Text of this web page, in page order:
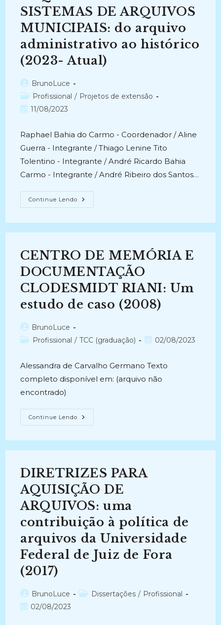
SISTEMAS DE ARQUIVOS
MUNICIPAIS: do arquivo
administrativo ao histórico
(2023- Atual)
Autor
do
post:
BrunoLuce
Categoria
do
Profissional / Projetos de extensão
Post11/08/2023
Raphael Bahia do Carmo - Coordenador / Aline
Guerra - Integrante / Thiago Lenine Tito
Tolentino - Integrante / André Ricardo Bahia
Carmo - Integrante / André Ribeiro dos Santos…
Continue Lendo TREINAMENTO
ARQUIVISTICO
ARQUIVOS
Arquivo
Administrativo
Ao
Histórico
(2023-
Atual)
CENTRO DE MEMÓRIA E
DOCUMENTAÇÃO
CLODESMIDT RIANI: Um
estudo de caso (2008)
Autor
do
BrunoLuce
Categoria
Profissional / TCC (graduação)
Post02/08/2023
Alessandra de Carvalho Germano Texto
completo disponível em: (arquivo não
encontrado)
Continue Lendo CENTRO
DE
CLODESMIDT
Estudo
De
Caso
(2008)
DIRETRIZES PARA
AQUISIÇÃO DE
ARQUIVOS: uma
contribuição à política de
arquivos da Universidade
Federal de Juiz de Fora
(2017)
Autor
do
BrunoLuce
Categoria
Dissertações / Profissional
Post02/08/2023